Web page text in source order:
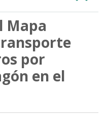
Mapa
por
en el